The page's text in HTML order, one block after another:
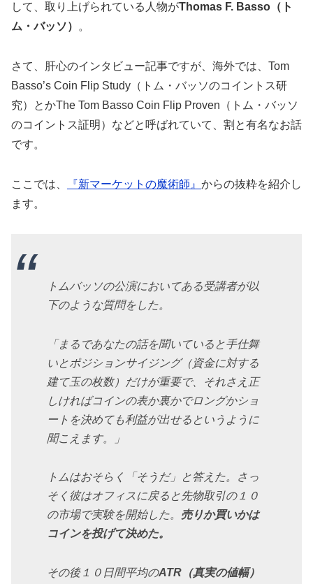
して、取り上げられている人物がThomas F. Basso（ト
ム・バッソ） 。
さて、肝心のインタビュー記事ですが、海外では、Tom
Basso’s Coin Flip Study（トム・バッソのコイントス研
究）とかThe Tom Basso Coin Flip Proven（トム・バッソ
のコイントス証明）などと呼ばれていて、割と有名なお話
です。
ここでは、 『新マーケットの魔術師』 からの抜粋を紹介し
ます。
トムバッソの公演においてある受講者が以
下のような質問をした。
「まるであなたの話を聞いていると手仕舞
いとポジションサイジング（資金に対する
建て玉の枚数）だけが重要で、それさえ正
しければコインの表か裏かでロングかショ
ートを決めても利益が出せるというように
聞こえます。」
トムはおそらく「そうだ」と答えた。さっ
そく彼はオフィスに戻ると先物取引の１０
の市場で実験を開始した。 売りか買いかは
コインを投げて決めた。
その後１０日間平均のATR（真実の値幅）